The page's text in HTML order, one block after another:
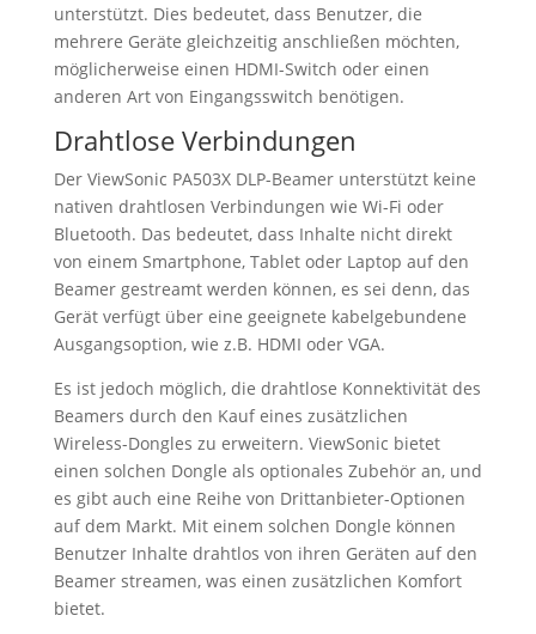
unterstützt. Dies bedeutet, dass Benutzer, die
mehrere Geräte gleichzeitig anschließen möchten,
möglicherweise einen HDMI-Switch oder einen
anderen Art von Eingangsswitch benötigen.
Drahtlose Verbindungen
Der ViewSonic PA503X DLP-Beamer unterstützt keine
nativen drahtlosen Verbindungen wie Wi-Fi oder
Bluetooth. Das bedeutet, dass Inhalte nicht direkt
von einem Smartphone, Tablet oder Laptop auf den
Beamer gestreamt werden können, es sei denn, das
Gerät verfügt über eine geeignete kabelgebundene
Ausgangsoption, wie z.B. HDMI oder VGA.
Es ist jedoch möglich, die drahtlose Konnektivität des
Beamers durch den Kauf eines zusätzlichen
Wireless-Dongles zu erweitern. ViewSonic bietet
einen solchen Dongle als optionales Zubehör an, und
es gibt auch eine Reihe von Drittanbieter-Optionen
auf dem Markt. Mit einem solchen Dongle können
Benutzer Inhalte drahtlos von ihren Geräten auf den
Beamer streamen, was einen zusätzlichen Komfort
bietet.